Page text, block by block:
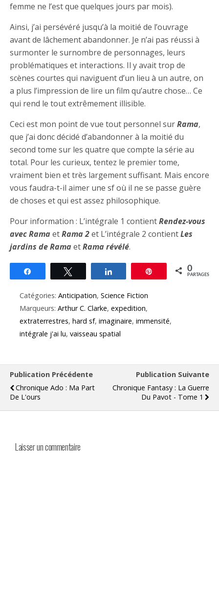
femme ne l’est que quelques jours par mois).
Ainsi, j’ai persévéré jusqu’à la moitié de l’ouvrage
avant de lâchement abandonner. Je n’ai pas réussi à
surmonter le surnombre de personnages, leurs
problématiques et interactions. Il y avait trop de
scènes courtes qui naviguent d’un lieu à un autre, on
a plus l’impression de lire un film qu’autre chose… Ce
qui rend le tout extrêmement illisible.
Ceci est mon point de vue tout personnel surRama,
que j’ai donc décidé d’abandonner à la moitié du
second tome sur les quatre que compte la série au
total. Pour les curieux, tentez le premier tome,
vraiment bien et très largement suffisant. Mais encore
vous faudra-t-il aimer une sf où il ne se passe guère
de choses et qui est assez philosophique.
Pour information : L’intégrale 1 contientRendez-vous
avec Rama etRama 2et L’intégrale 2 contientLes
jardins de Rama etRama révélé.
Épingle 0
PARTAGES
Catégories: Anticipation, Science Fiction
Marqueurs: Arthur C. Clarke, expedition,
extraterrestres, hard sf, imaginaire, immensité,
intégrale j'ai lu, vaisseau spatial
Publication Précédente
Chronique Ado : Ma Part
De L'ours
Publication Suivante
Chronique Fantasy : La Guerre
Du Pavot - Tome 1
Laisser un commentaire